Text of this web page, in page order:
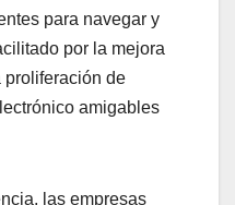
para navegar y
por la mejora
proliferación de
amigables
las empresas